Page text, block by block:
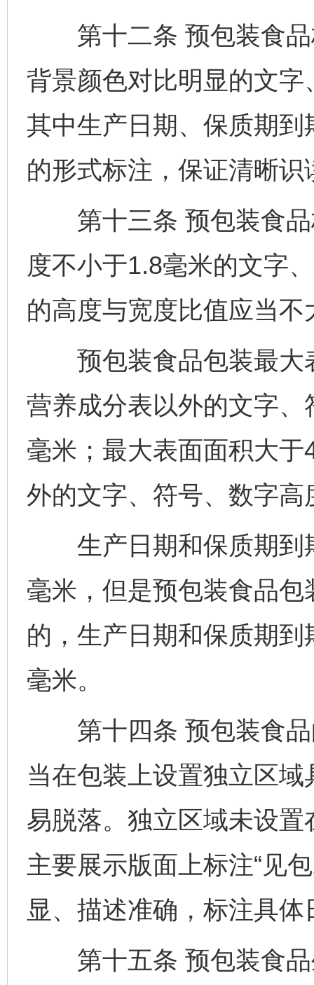
第十二条 预包装食品
背景颜色对比明显的文
其中生产日期、保质期
的形式标注，保证清晰识
第十三条 预包装食品
度不小于1.8毫米的文字
的高度与宽度比值应当不
预包装食品包装最大
营养成分表以外的文字
毫米；最大表面面积大
外的文字、符号、数字
生产日期和保质期到
毫米，但是预包装食品
的，生产日期和保质期
毫米。
第十四条 预包装食品
当在包装上设置独立区
易脱落。独立区域未设
主要展示版面上标注“见
显、描述准确，标注具
第十五条 预包装食品